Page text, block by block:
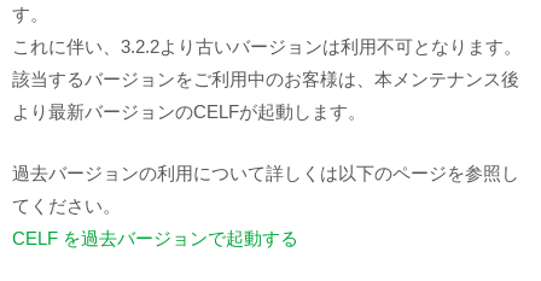
す。
これに伴い、3.2.2より古いバージョンは利用不可となります。
該当するバージョンをご利用中のお客様は、本メンテナンス後
より最新バージョンのCELFが起動します。
過去バージョンの利用について詳しくは以下のページを参照し
てください。
CELF を過去バージョンで起動する